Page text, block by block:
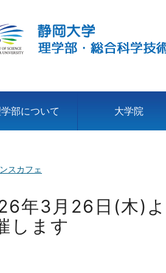
部について 大学院
スカフェ
年3月26日(木)
します